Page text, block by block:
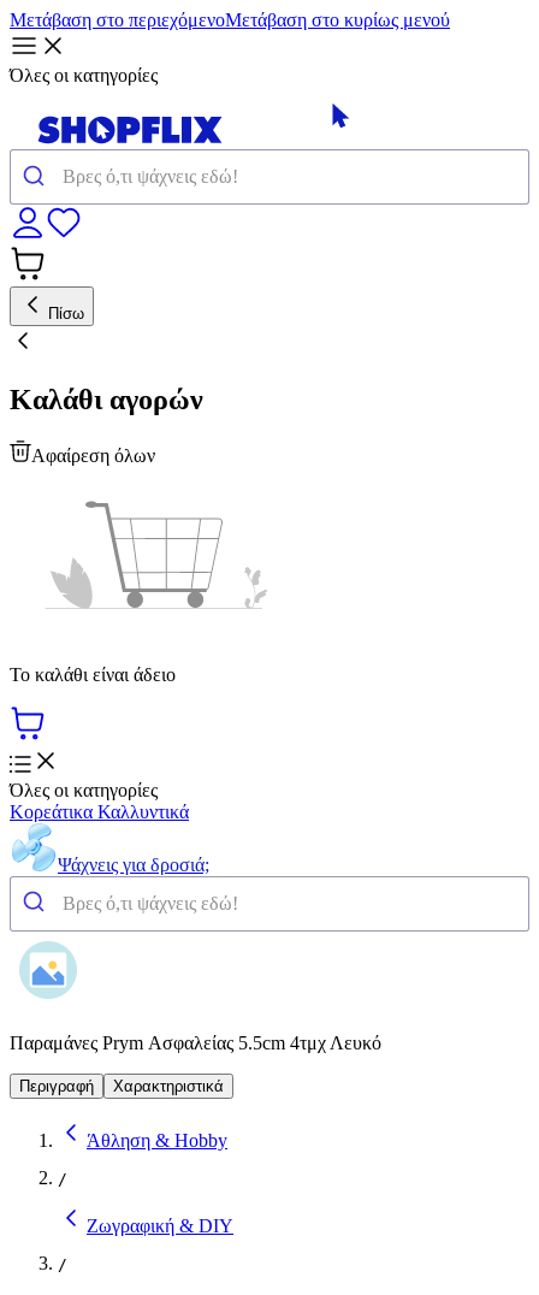
Μετάβαση στο περιεχόμενοΜετάβαση στο κυρίως μενού
Όλες οι κατηγορίες
Πίσω
Καλάθι αγορών
Αφαίρεση όλων
Το καλάθι είναι άδειο
Όλες οι κατηγορίες
Κορεάτικα Καλλυντικά
Ψάχνεις για δροσιά;
Παραμάνες Prym Ασφαλείας 5.5cm 4τμχ Λευκό
Περιγραφή Χαρακτηριστικά
Άθληση & Hobby
/
Ζωγραφική & DIY
/